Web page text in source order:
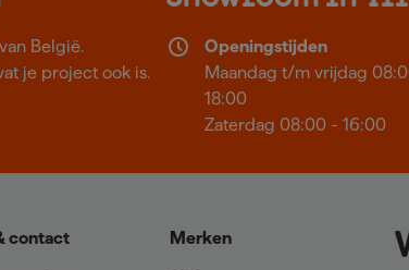
België.
je project ook is.
Openingstijden
Maandag t/m vrijdag
18:00
Zaterdag 08:00 - 16:00
contact Merken